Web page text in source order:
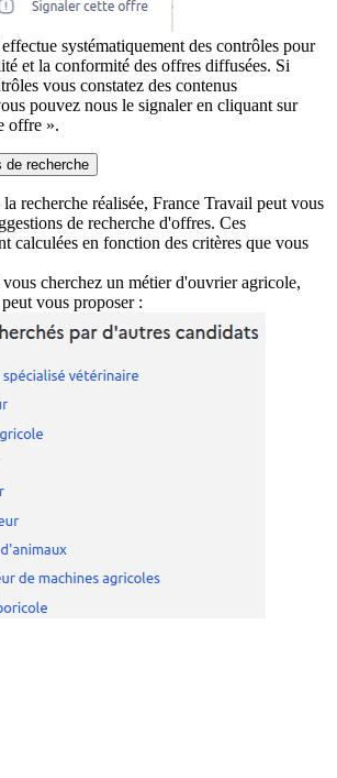
systématiquement des contrôles pour
et la conformité des offres diffusées. Si
vous constatez des contenus
pouvez nous le signaler en cliquant sur
offre ».
de recherche
recherche réalisée, France Travail peut vous
de recherche d'offres. Ces
calculées en fonction des critères que vous
cherchez un métier d'ouvrier agricole,
vous proposer :